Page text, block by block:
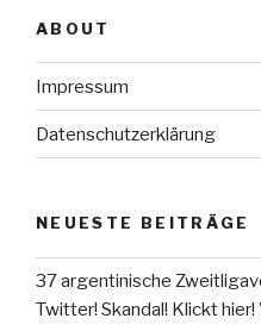
ABOUT
Impressum
Datenschutzerklärung
NEUESTE BEITRÄGE
37 argentinische
Twitter! Skandal! Klickt hier!